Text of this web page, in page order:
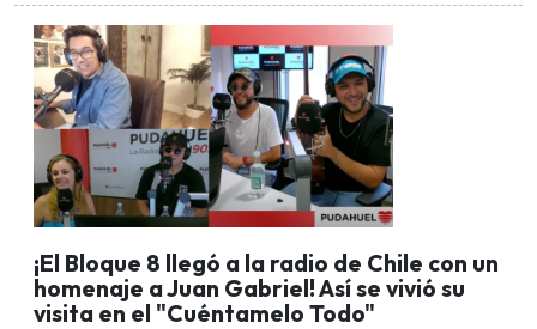
¡El Bloque 8 llegó a la radio de Chile con un
homenaje a Juan Gabriel! Así se vivió su
visita en el "Cuéntamelo Todo"